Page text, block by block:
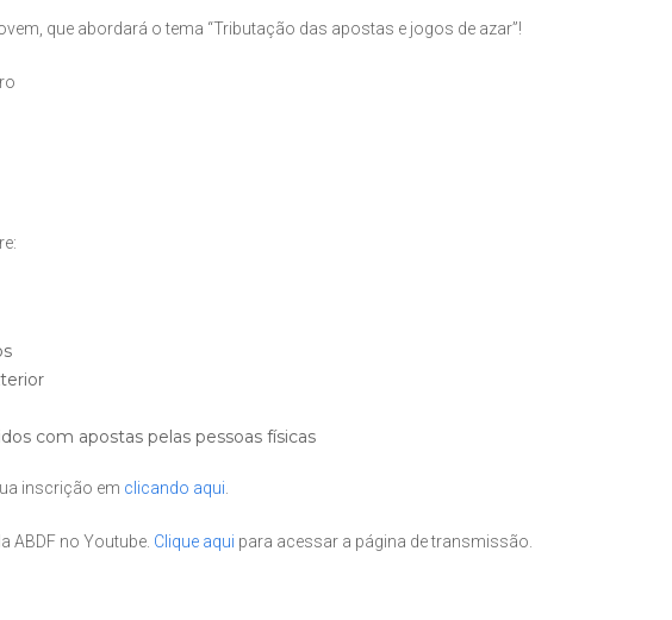
que abordará o tema “Tributação das apostas e jogos de azar”!
com apostas pelas pessoas físicas
inscrição em clicando aqui
ABDF no Youtube. Clique aqui para acessar a página de transmissão.